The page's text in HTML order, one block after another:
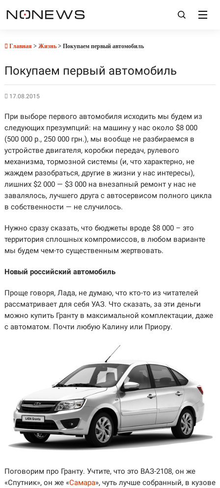
Главная > Жизнь> Покупаем первый автомобиль
Покупаем первый автомобиль
17.08.2015
При выборе первого автомобиля исходить мы будем из
следующих презумпций: на машину у нас около $8 000
(500 000 р., 250 000 грн.), мы вообще не разбираемся в
устройстве двигателя, коробки передач, рулевого
механизма, тормозной системы (и, что характерно, не
жаждем разобраться, другие в жизни у нас интересы),
лишних $2 000 — $3 000 на внезапный ремонт у нас не
завалялось, лучшего друга с автосервисом полного цикла
в собственности — не случилось.
Нужно сразу сказать, что бюджеты вроде $8 000 – это
территория сплошных компромиссов, в любом варианте
мы будем чем-то существенным жертвовать.
Новый российский автомобиль
Проще говоря, Лада, не думаю, что кто-то из читателей
рассматривает для себя УАЗ. Что сказать, за эти деньги
можно купить Гранту в максимальной комплектации, даже
с автоматом. Почти любую Калину или Приору.
Поговорим про Гранту. Учтите, что это ВАЗ-2108, он же
«Спутник», он же «Самара», чуть лучше собранный, в кузове